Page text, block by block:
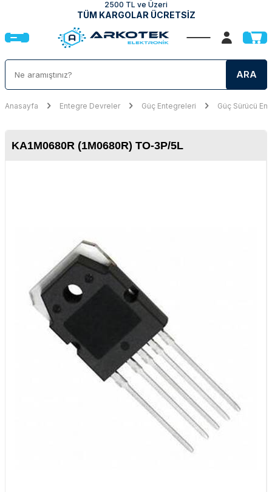
2500 TL ve Üzeri
TÜM KARGOLAR ÜCRETSİZ
ARA
Anasayfa Entegre Devreler Güç Entegreleri Güç Sürücü
KA1M0680R (1M0680R) TO-3P/5L